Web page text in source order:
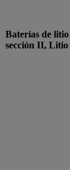
Baterías de
sección II, Litio